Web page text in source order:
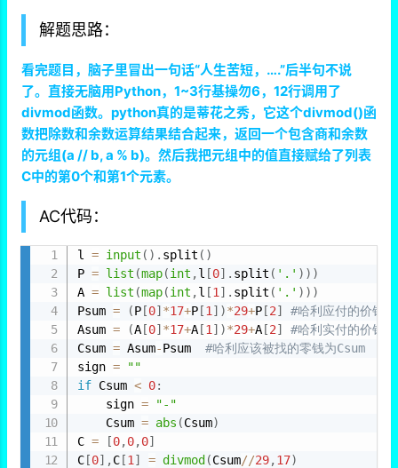
解题思路：
看完题目，脑子里冒出一句话“人生苦短，….”后半句不说
了。直接无脑用Python，1~3行基操勿6，12行调用了
divmod函数。python真的是蒂花之秀，它这个divmod()函
数把除数和余数运算结果结合起来，返回一个包含商和余数
的元组(a // b, a % b)。然后我把元组中的值直接赋给了列表
C中的第0个和第1个元素。
AC代码：
l = input ( ) . split ( )
P = list (map(int ,l [0] . split ( '.' ) ) )
A = list (map(int ,l [1 ] . split ( '.' ) ) )
Psum = (P [0] *17+P [1 ] )*29+P [2]
#哈利应付的价钱为
Asum = (A [0] *17+A [1 ] )*29+A [2]
#哈利实付的价钱为
Csum = Asum-Psum #哈利应该被找的零钱为Csum
sign =
""
if Csum < 0:
    sign
=
"-"
    Csum
= abs (Csum)
C = [0,0,0]
C [0] ,C [1 ] = divmod (Csum//29,17)